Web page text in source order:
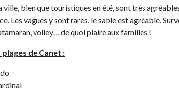
ville, bien que touristiques en été, sont très
Les vagues y sont rares, le sable est agréable.
volley… de quoi plaire aux familles !
plages de Canet :